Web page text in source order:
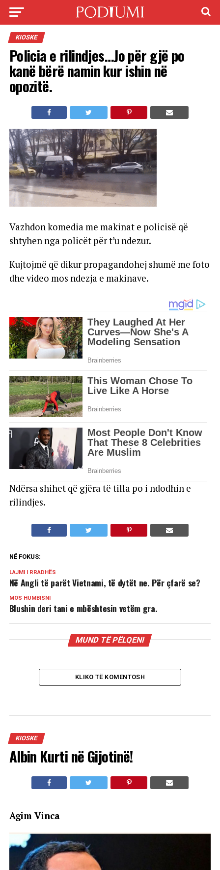
KIOSKE
Policia e rilindjes…Jo për gjë po
kanë bërë namin kur ishin në
opozitë.
Vazhdon komedia me makinat e policisë që
shtyhen nga policët për t’u ndezur.
Kujtojmë që dikur propagandohej shumë me foto
dhe video mos ndezja e makinave.
Ndërsa shihet që gjëra të tilla po i ndodhin e
rilindjes.
NË FOKUS:
LAJMI I RRADHËS
Në Angli të parët Vietnami, të dytët ne. Për çfarë se?
MOS HUMBISNI
Blushin deri tani e mbështesin vetëm gra.
MUND TË PËLQENI
KLIKO TË KOMENTOSH
KIOSKE
Albin Kurti në Gijotinë!
Agim Vinca